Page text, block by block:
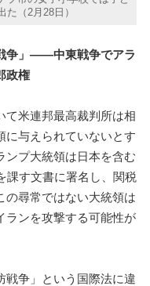
た（2月28日）
争」――中東戦争でアラ
政権
米連邦最高裁判所は相
に与えられていないとす
ンプ大統領は日本を含む
課す文書に署名し、関税
の尋常ではない大統領は
ランを攻撃する可能性が
争」という国際法に違